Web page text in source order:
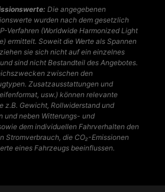
Die angegebenen
wurden nach dem gesetzlich
Verfahren (Worldwide Harmonized Light
ermittelt. Soweit die Werte als Spannen
sie sich nicht auf ein einzelnes
sind nicht Bestandteil des Angebotes.
zwischen den
Zusatzausstattungen und
usw.) können relevante
z.B. Gewicht, Rollwiderstand und
und neben Witterungs- und
dem individuellen Fahrverhalten den
Stromverbrauch, die CO₂-Emissionen
eines Fahrzeugs beeinflussen.